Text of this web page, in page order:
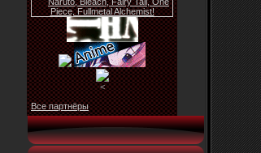
<
Все партнёры